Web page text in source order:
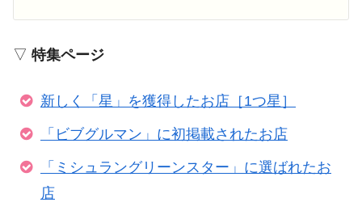
▽ 特集ページ
新しく「星」を獲得したお店［1つ星］
「ビブグルマン」に初掲載されたお店
「ミシュラングリーンスター」に選ばれたお
店